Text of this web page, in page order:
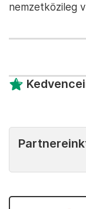
nemzetközileg